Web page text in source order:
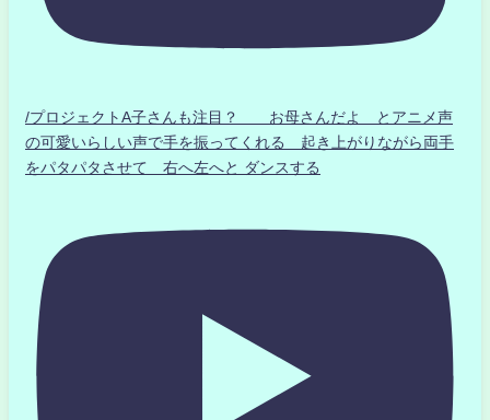
/プロジェクトA子さんも注目？ お母さんだよ とアニメ声
の可愛いらしい声で手を振ってくれる 起き上がりながら両手
をパタパタさせて 右へ左へと ダンスする